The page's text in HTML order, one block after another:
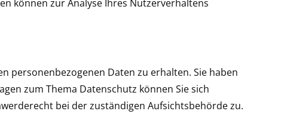
können zur Analyse Ihres Nutzerverhaltens
personenbezogenen Daten zu erhalten. Sie haben
zum Thema Datenschutz können Sie sich
bei der zuständigen Aufsichtsbehörde zu.